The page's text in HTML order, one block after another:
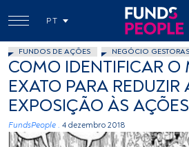
PT
FUNDOS DE AÇÕES NEGÓCIO GESTORAS
COMO IDENTIFICAR O
EXATO PARA REDUZIR
EXPOSIÇÃO ÀS AÇÕES
FundsPeople . 4 dezembro 2018